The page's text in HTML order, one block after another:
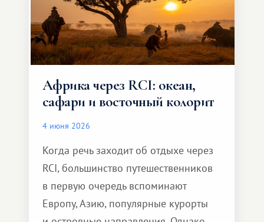
Африка через RCI: океан,
сафари и восточный колорит
4 июня 2026
Когда речь заходит об отдыхе через
RCI, большинство путешественников
в первую очередь вспоминают
Европу, Азию, популярные курорты